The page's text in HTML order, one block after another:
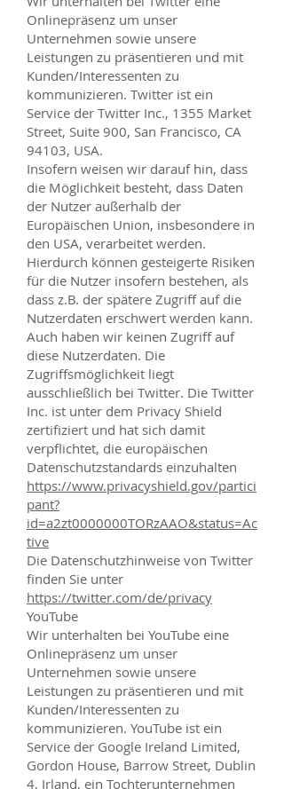
Onlinepräsenz um unser
Unternehmen sowie unsere
Leistungen zu präsentieren und mit
Kunden/Interessenten zu
kommunizieren. Twitter ist ein
Service der Twitter Inc., 1355 Market
Street, Suite 900, San Francisco, CA
94103, USA.
Insofern weisen wir darauf hin, dass
die Möglichkeit besteht, dass Daten
der Nutzer außerhalb der
Europäischen Union, insbesondere in
den USA, verarbeitet werden.
Hierdurch können gesteigerte Risiken
für die Nutzer insofern bestehen, als
dass z.B. der spätere Zugriff auf die
Nutzerdaten erschwert werden kann.
Auch haben wir keinen Zugriff auf
diese Nutzerdaten. Die
Zugriffsmöglichkeit liegt
ausschließlich bei Twitter. Die Twitter
Inc. ist unter dem Privacy Shield
zertifiziert und hat sich damit
verpflichtet, die europäischen
Datenschutzstandards einzuhalten
https://www.privacyshield.gov/partici
pant?
id=a2zt0000000TORzAAO&status=Ac
tive
Die Datenschutzhinweise von Twitter
finden Sie unter
https://twitter.com/de/privacy
YouTube
Wir unterhalten bei YouTube eine
Onlinepräsenz um unser
Unternehmen sowie unsere
Leistungen zu präsentieren und mit
Kunden/Interessenten zu
kommunizieren. YouTube ist ein
Service der Google Ireland Limited,
Gordon House, Barrow Street, Dublin
4, Irland, ein Tochterunternehmen